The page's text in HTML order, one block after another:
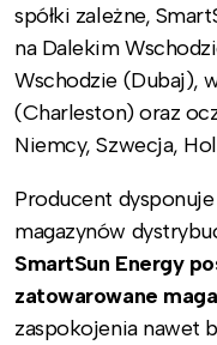
spółki zależne,
na Dalekim
Wschodzie (Dubaj),
(Charleston) oraz
Niemcy, Szwecja,
Producent
magazynów
SmartSun Energy
zatowarowane
zaspokojenia nawet